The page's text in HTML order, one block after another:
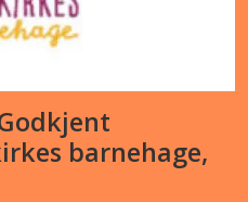
barnehage,